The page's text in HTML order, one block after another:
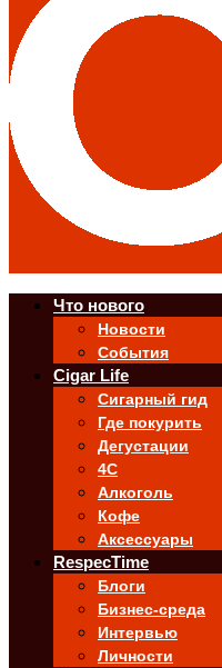
Что нового
Новости
События
Cigar Life
Сигарный гид
Где покурить
Дегустации
4C
Алкоголь
Кофе
Аксессуары
RespecTime
Блоги
Бизнес-среда
Интервью
Личности